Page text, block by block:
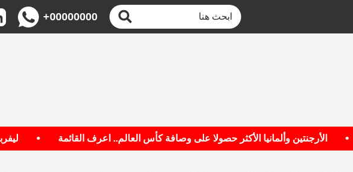
+00000000
الأرجنتين وألمانيا الأكثر حصولا على وصافة كأس العالم.. اعرف القائمة